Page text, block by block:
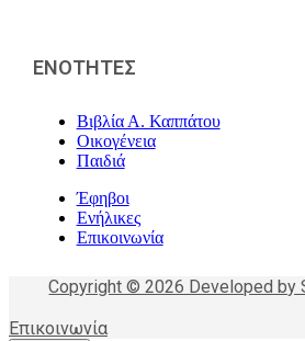
ΕΝΟΤΗΤΕΣ
Βιβλία Α. Καππάτου
Οικογένεια
Παιδιά
Έφηβοι
Ενήλικες
Επικοινωνία
Copyright © 2026 Developed by
Επικοινωνία